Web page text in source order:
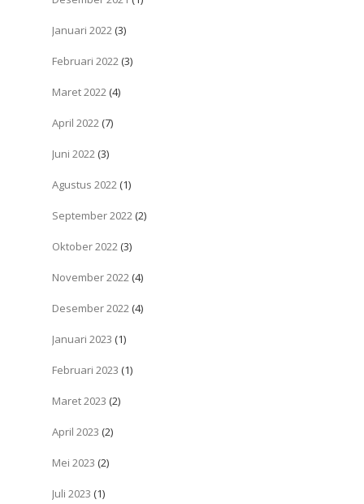
Januari 2022 (3)
Februari 2022 (3)
Maret 2022 (4)
April 2022 (7)
Juni 2022 (3)
Agustus 2022 (1)
September 2022 (2)
Oktober 2022 (3)
November 2022 (4)
Desember 2022 (4)
Januari 2023 (1)
Februari 2023 (1)
Maret 2023 (2)
April 2023 (2)
Mei 2023 (2)
Juli 2023 (1)